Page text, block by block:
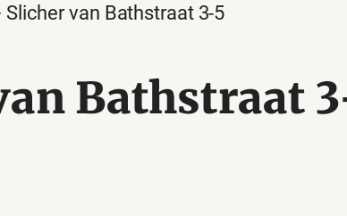
Slicher van Bathstraat 3-5
Bathstraat